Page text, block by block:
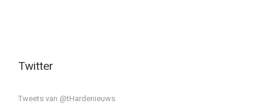
Twitter
Tweets van @tHardenieuws